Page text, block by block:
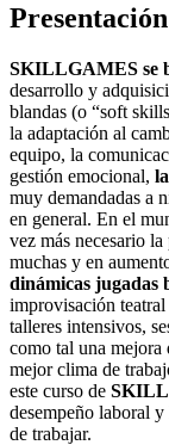
Presentación
SKILLGAMES se
desarrollo y
blandas (o “soft
la adaptación al
equipo, la
gestión emocional,
muy demandadas a
en general. En el
vez más necesario
muchas y en
dinámicas jugadas
improvisación
talleres intensivos,
como tal una mejora
mejor clima de
este curso de
desempeño laboral
de trabajar.